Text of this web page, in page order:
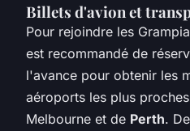
Billets d'avion et
Pour rejoindre les
est recommandé de
l'avance pour obtenir les
aéroports les plus
Melbourne et de Perth.